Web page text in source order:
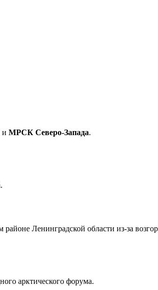
и МРСК Северо-Запада.
Ленинградской области из-за
арктического форума.